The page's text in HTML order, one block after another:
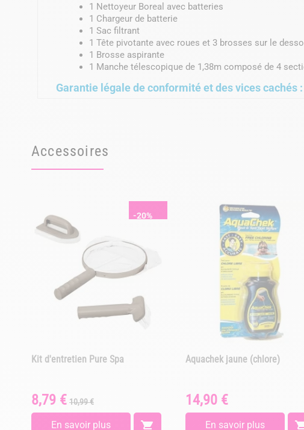
1 Nettoyeur Boreal avec batteries
1 Chargeur de batterie
1 Sac filtrant
1 Tête pivotante avec roues et 3 brosses sur le
1 Brosse aspirante
1 Manche télescopique de 1,38m composé de 4
Garantie légale de conformité et des vices cachés
Accessoires
-20%
Kit d'entretien Pure Spa
Prix
8,79 € Prix
de
base
10,99 €
En savoir plus 
Aquachek jaune (chlore)
Prix
14,90 €
En savoir plus